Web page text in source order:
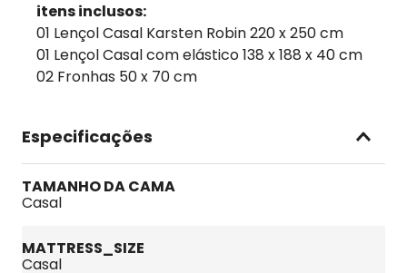
itens inclusos:
01 Lençol Casal Karsten Robin 220 x 250 cm
01 Lençol Casal com elástico 138 x 188 x 40 cm
02 Fronhas 50 x 70 cm
Especificações
TAMANHO DA CAMA
Casal
MATTRESS_SIZE
Casal